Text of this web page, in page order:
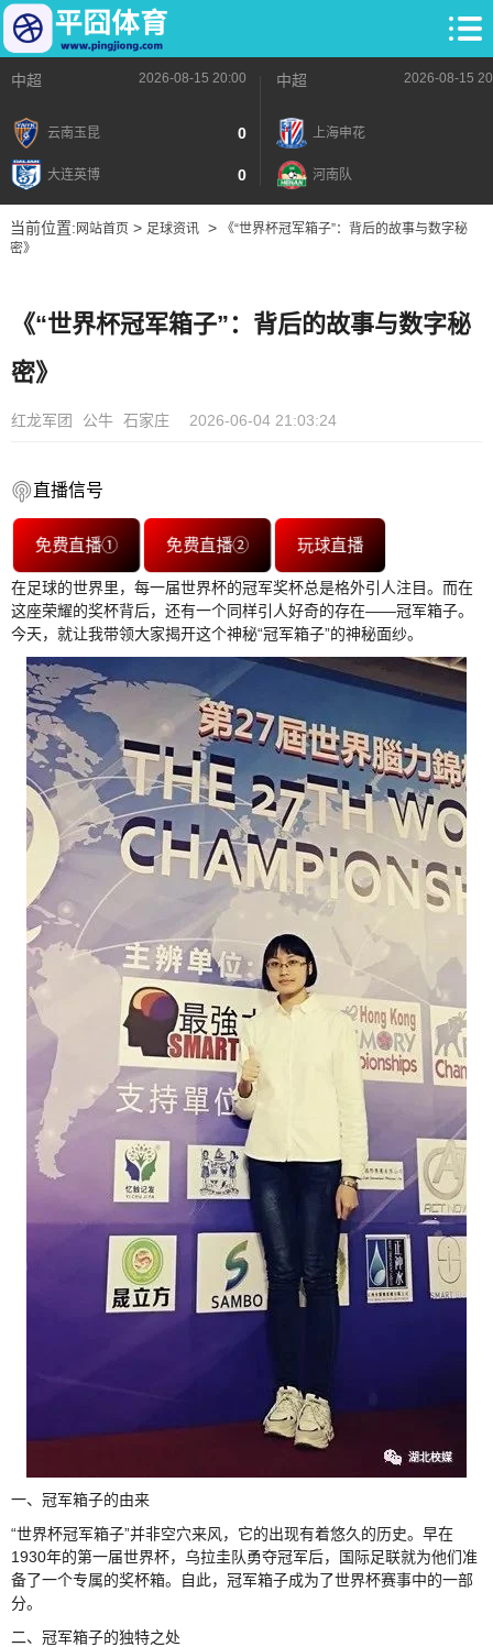
中超 2026-08-15 20:00
云南玉昆 0
大连英博 0
中超 2026-08-15
上海申花
河南队
当前位置: 网站首页> 足球资讯>
《“世界杯冠军箱子”：背后的故事与数字秘
密》
《“世界杯冠军箱子”：背后的故事与数字秘
密》
红龙军团 公牛 石家庄 2026-06-04 21:03:24
直播信号
免费直播① 免费直播② 玩球直播
在足球的世界里，每一届世界杯的冠军奖杯总是格外引人注目。而在
这座荣耀的奖杯背后，还有一个同样引人好奇的存在——冠军箱子。
今天，就让我带领大家揭开这个神秘“冠军箱子”的神秘面纱。
一、冠军箱子的由来
“世界杯冠军箱子”并非空穴来风，它的出现有着悠久的历史。早在
1930年的第一届世界杯，乌拉圭队勇夺冠军后，国际足联就为他们准
备了一个专属的奖杯箱。自此，冠军箱子成为了世界杯赛事中的一部
分。
二、冠军箱子的独特之处